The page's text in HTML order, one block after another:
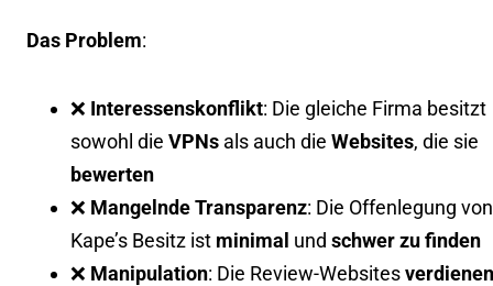
Das Problem:
❌ Interessenskonflikt: Die gleiche Firma besitzt
sowohl die VPNs als auch die Websites, die sie
bewerten
❌ Mangelnde Transparenz: Die Offenlegung von
Kape’s Besitz ist minimal und schwer zu finden
❌ Manipulation: Die Review-Websitesverdienen